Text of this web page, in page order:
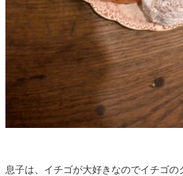
息子は、イチゴが大好きなのでイチゴの